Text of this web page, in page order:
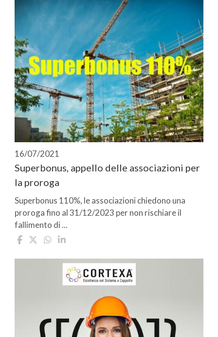
16/07/2021
Superbonus, appello delle associazioni per
la proroga
Superbonus 110%, le associazioni chiedono una
proroga fino al 31/12/2023 per non rischiare il
fallimento di ...